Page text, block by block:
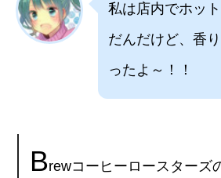
私は店内でホッ
だんだけど、香
ったよ～！！
Brewコーヒーロースターズ